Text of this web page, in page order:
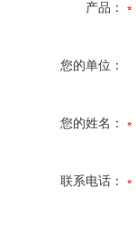
产品：
您的单位：
您的姓名：
联系电话：